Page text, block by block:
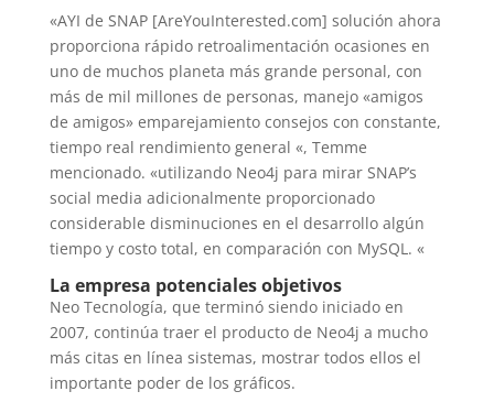
«AYI de SNAP [AreYouInterested.com] solución ahora
proporciona rápido retroalimentación ocasiones en
uno de muchos planeta más grande personal, con
más de mil millones de personas, manejo «amigos
de amigos» emparejamiento consejos con constante,
tiempo real rendimiento general «, Temme
mencionado. «utilizando Neo4j para mirar SNAP’s
social media adicionalmente proporcionado
considerable disminuciones en el desarrollo algún
tiempo y costo total, en comparación con MySQL. «
La empresa potenciales objetivos
Neo Tecnología, que terminó siendo iniciado en
2007, continúa traer el producto de Neo4j a mucho
más citas en línea sistemas, mostrar todos ellos el
importante poder de los gráficos.